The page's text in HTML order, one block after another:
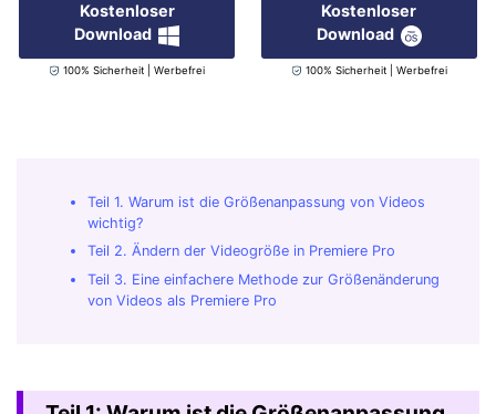
Kostenloser
Download
100% Sicherheit | Werbefrei
Kostenloser
Download
100% Sicherheit | Werbefrei
Teil 1. Warum ist die Größenanpassung von Videos
wichtig?
Teil 2. Ändern der Videogröße in Premiere Pro
Teil 3. Eine einfachere Methode zur Größenänderung
von Videos als Premiere Pro